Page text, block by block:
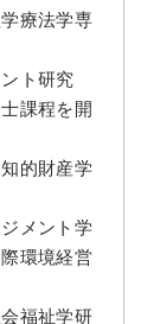
療法学専
ト研究
課程を開
的財産学
メント学
環境経営
福祉学研